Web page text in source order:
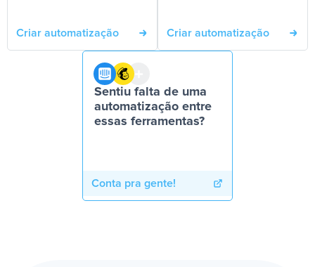
Criar automatização Criar automatização
Sentiu falta de uma
automatização entre
essas ferramentas?
Conta pra gente!